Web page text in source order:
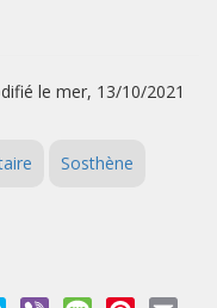
le mer, 13/10/2021
Sosthène